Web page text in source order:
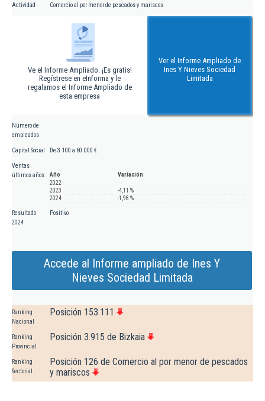
Actividad Comercio al por menor de pescados y mariscos
Ve el Informe Ampliado. ¡Es gratis!
Regístrese en eInforma y le
regalamos el Informe Ampliado de
esta empresa
Ver el Informe Ampliado de
Ines Y Nieves Sociedad
Limitada
Número de
empleados
Capital Social De 3.100 a 60.000 €
Ventas
últimos años
Año
Variación
2022
2023
-4,11 %
2024
-1,98 %
Resultado
2024
Positivo
Accede al Informe ampliado de Ines Y
Nieves Sociedad Limitada
Ranking
Nacional
Posición 153.111
Ranking
Provincial
Posición 3.915 de Bizkaia
Ranking
Sectorial
Posición 126 de Comercio al por menor de pescados
y mariscos